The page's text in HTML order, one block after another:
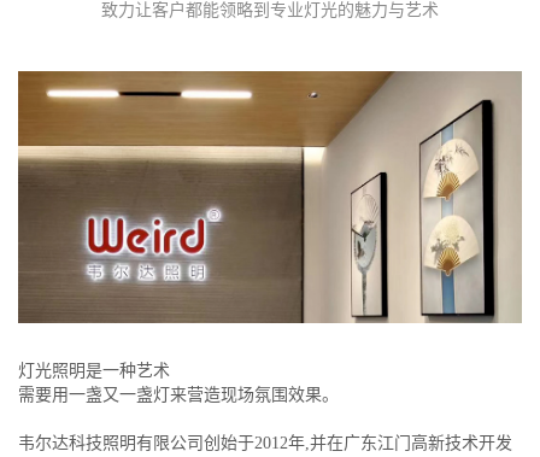
致力让客户都能领略到专业灯光的魅力与艺术
灯光照明是一种艺术
需要用一盏又一盏灯来营造现场氛围效果。
韦尔达科技照明有限公司创始于2012年,并在广东江门高新技术开发